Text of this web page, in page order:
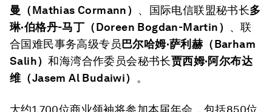
曼（Mathias Cormann） 、国际电信联盟秘书长多
琳·伯格丹-马丁（Doreen Bogdan-Martin） 、联
合国难民事务高级专员 巴尔哈姆·萨利赫（Barham
Salih）和海湾合作委员会秘书长贾西姆·阿尔布达
维（Jasem Al Budaiwi） 。
大约1,700位商业领袖将参加本届年会，包括850位